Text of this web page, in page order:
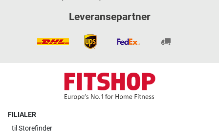
Leveransepartner
FILIALER
tilStorefinder